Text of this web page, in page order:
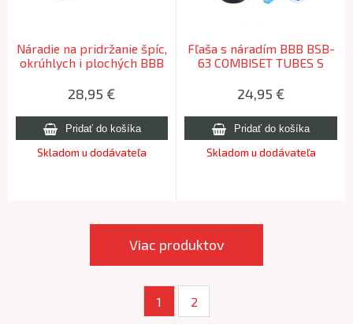
Náradie na pridržanie špíc,
okrúhlych i plochých BBB
28,95 €
Skladom u dodávateľa
Fľaša s náradím BBB BSB-
63 COMBISET TUBES S
24,95 €
Skladom u dodávateľa
Viac produktov
1 2